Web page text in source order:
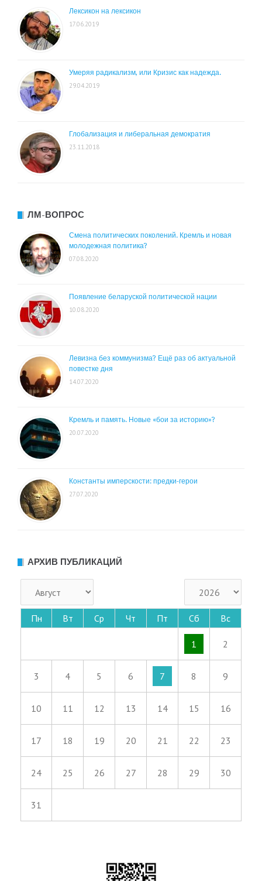
Лексикон на лексикон
17.06.2019
Умеряя радикализм, или Кризис как надежда.
29.04.2019
Глобализация и либеральная демократия
23.11.2018
ЛМ-ВОПРОС
Смена политических поколений. Кремль и новая
молодежная политика?
07.08.2020
Появление беларуской политической нации
10.08.2020
Левизна без коммунизма? Ещё раз об актуальной
повестке дня
14.07.2020
Кремль и память. Новые «бои за историю»?
20.07.2020
Константы имперскости: предки-герои
27.07.2020
АРХИВ ПУБЛИКАЦИЙ
Пн Вт Ср Чт Пт Сб Вс
1 2
3 4 5 6 7 8 9
10 11 12 13 14 15 16
17 18 19 20 21 22 23
24 25 26 27 28 29 30
31